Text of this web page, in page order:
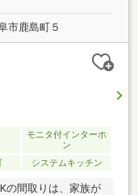
市鹿島町５
モニタ付インターホ
ン
システムキッチン
の間取りは、家族が